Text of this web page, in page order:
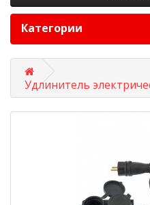
Категории
Удлинитель